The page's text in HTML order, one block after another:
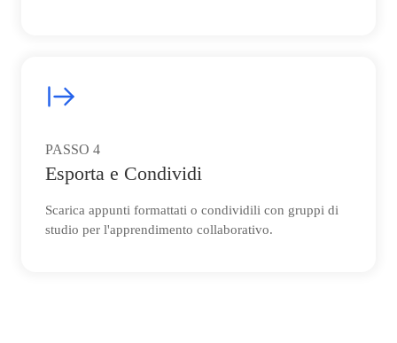
PASSO 4
Esporta e Condividi
Scarica appunti formattati o condividili con gruppi di
studio per l'apprendimento collaborativo.